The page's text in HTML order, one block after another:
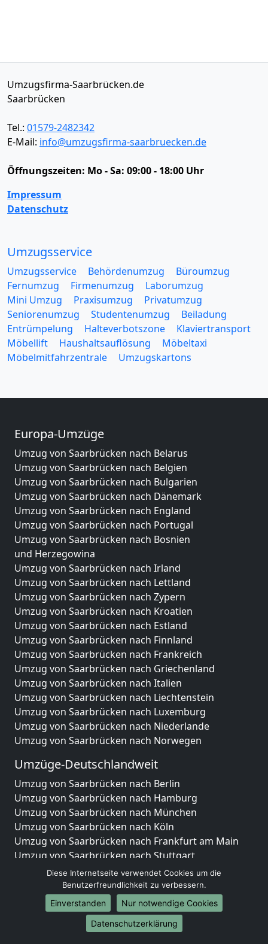
Umzugsfirma-Saarbrücken.de
Saarbrücken
Tel.: 01579-2482342
E-Mail: info@umzugsfirma-saarbruecken.de
Öffnungszeiten: Mo - Sa: 09:00 - 18:00 Uhr
Impressum
Datenschutz
Umzugsservice
Umzugsservice Behördenumzug
Büroumzug
Fernumzug
Firmenumzug
Laborumzug
Mini Umzug
Praxisumzug
Privatumzug
Seniorenumzug
Studentenumzug
Beiladung
Entrümpelung
Halteverbotszone
Klaviertransport
Möbellift
Haushaltsauflösung
Möbeltaxi
Möbelmitfahrzentrale
Umzugskartons
Europa-Umzüge
Umzug von Saarbrücken nach Belarus
Umzug von Saarbrücken nach Belgien
Umzug von Saarbrücken nach Bulgarien
Umzug von Saarbrücken nach Dänemark
Umzug von Saarbrücken nach England
Umzug von Saarbrücken nach Portugal
Umzug von Saarbrücken nach Bosnien
und Herzegowina
Umzug von Saarbrücken nach Irland
Umzug von Saarbrücken nach Lettland
Umzug von Saarbrücken nach Zypern
Umzug von Saarbrücken nach Kroatien
Umzug von Saarbrücken nach Estland
Umzug von Saarbrücken nach Finnland
Umzug von Saarbrücken nach Frankreich
Umzug von Saarbrücken nach Griechenland
Umzug von Saarbrücken nach Italien
Umzug von Saarbrücken nach Liechtenstein
Umzug von Saarbrücken nach Luxemburg
Umzug von Saarbrücken nach Niederlande
Umzug von Saarbrücken nach Norwegen
Umzüge-Deutschlandweit
Umzug von Saarbrücken nach Berlin
Umzug von Saarbrücken nach Hamburg
Umzug von Saarbrücken nach München
Umzug von Saarbrücken nach Köln
Umzug von Saarbrücken nach Frankfurt am Main
Umzug von Saarbrücken nach Stuttgart
Umzug von Saarbrücken nach Düsseldorf
Umzug von Saarbrücken nach Leipzig
Umzug von Saarbrücken nach Dortmund
Umzug von Saarbrücken nach Essen
Umzug von Saarbrücken nach Bremen
Diese Internetseite verwendet Cookies um die
Benutzerfreundlichkeit zu verbessern.
Einverstanden
Nur notwendige Cookies
Datenschutzerklärung